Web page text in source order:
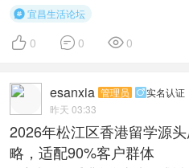
宜昌生活论坛
 0  0  0
esanxia 管理员 实名认证
昨天 03:33
2026年松江区香港留学源
略，适配90%客户群体